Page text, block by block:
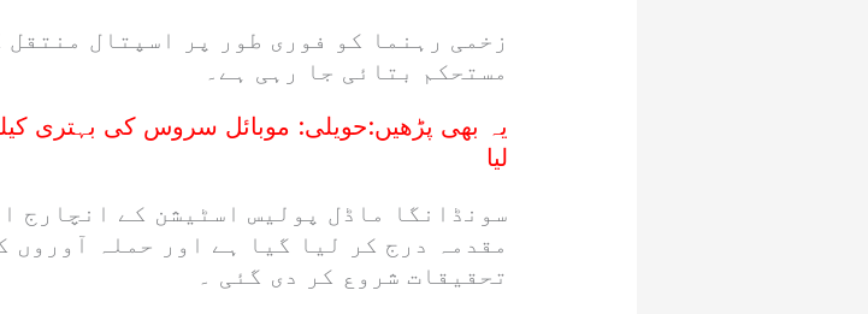
زخمی رہنما کو فوری طور پر اسپتال
مستحکم بتائی جا رہی ہے۔
یہ بھی پڑھیں:حویلی: موبائل سروس کی بہتری
لیا
سونڈانگا ماڈل پولیس اسٹیشن کے انچارج
مقدمہ درج کر لیا گیا ہے اور حملہ آوروں
تحقیقات شروع کر دی گئی ۔